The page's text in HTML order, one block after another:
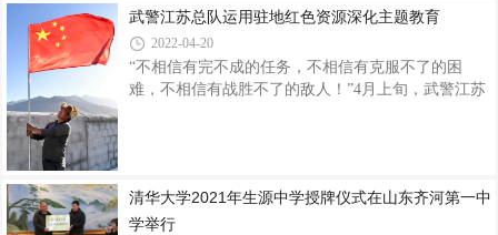
会历史舞台。海口市第一中学作为新中国成立后海口
市人民政府创办的第一所完全中学，坚持党对团的领
导，以党建带团建，把立德树人和德智体美劳全面发
展作为团建的出发点和落脚点，传递党的声音，厚植
武警江苏总队运用驻地红色资源深化主题教育
2022-04-20
“不相信有完不成的任务，不相信有克服不了的困
难，不相信有战胜不了的敌人！”4月上旬，武警江苏
江苏这片红色沃土上的部队，他们聚焦“忠诚维护核
心、矢志奋斗强军”深化主题教育，积极挖掘驻地红
清华大学2021年生源中学授牌仪式在山东齐河第一中
学举行